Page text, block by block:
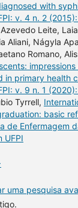
with
v. 4 n. 2
Leite,
Aliani, Nágyla
Romano,
in primary health
v. 9 n. 1
Tyrrell,
basic
de Enfermagem
UFPI
uma pesquisa